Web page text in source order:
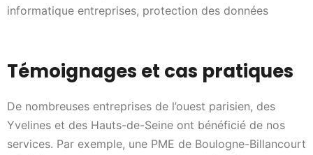
informatique entreprises, protection des données
Témoignages et cas pratiques
De nombreuses entreprises de l’ouest parisien, des
Yvelines et des Hauts-de-Seine ont bénéficié de nos
services. Par exemple, une PME de Boulogne-Billancourt